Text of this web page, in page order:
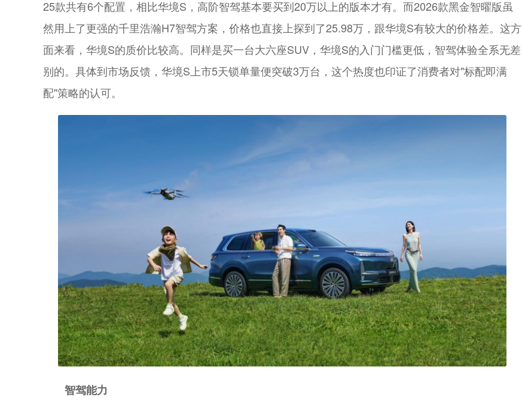
25款共有6个配置，相比华境S，高阶智驾基本要买到20万以上的版本才有。而2026款黑金智曜版虽
然用上了更强的千里浩瀚H7智驾方案，价格也直接上探到了25.98万，跟华境S有较大的价格差。这方
面来看，华境S的质价比较高。同样是买一台大六座SUV，华境S的入门门槛更低，智驾体验全系无差
别的。具体到市场反馈，华境S上市5天锁单量便突破3万台，这个热度也印证了消费者对"标配即满
配"策略的认可。
智驾能力
新宝骏Valli向往 北京越野BJ30